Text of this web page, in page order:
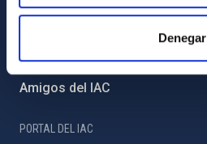
Denegar
Proyectos institucionales
Programa Severo Ochoa
Amigos del IAC
PORTAL DEL IAC